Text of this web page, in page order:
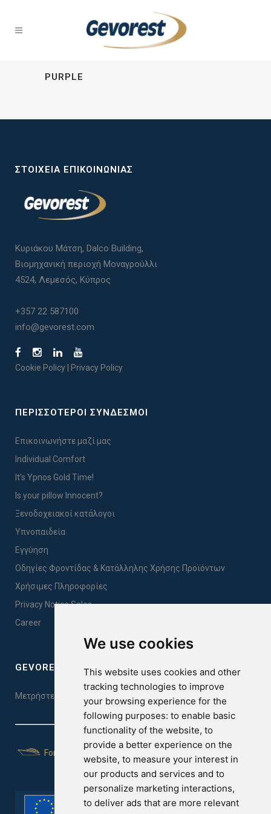
We use cookies
This website uses cookies and other
tracking technologies to improve
your browsing experience for the
following purposes: to enable basic
functionality of the website, to
provide a better experience on the
website, to measure your interest in
our products and services and to
personalize marketing interactions,
to deliver ads that are more relevant
PURPLE
ΣΤΟΙΧΕΊΑ ΕΠΙΚΟΙΝΩΝΊΑΣ
Κυριάκου Μάτση, Dalco Building,
Βιομηχανική περιοχή Μοναγρούλλι
4524, Λεμεσός, Κύπρος
+357 22 587100
info@gevorest.com
Cookie Policy Privacy Policy
ΠΕΡΙΣΣΟΤΕΡΟΙ ΣΥΝΔΕΣΜΟΙ
Επικοινωνήστε μαζί μας
Individual Comfort
It's Ypnos Gold Time!
Is your pillow Innocent?
Ξενοδοχειακοί κατάλογοι
Υπνοπαιδεία
Εγγύηση
Οδηγίες Φροντίδας & Κατάλληλης Χρήσης Προϊόντων
Χρήσιμες Πληροφορίες
Privacy Notice Sales
Career
GEVOREST SLEEP QUALITY INDEX
Μετρήστε την ποιότητα του ύπνου σας. Κάντε το τεστ εδώ!
For Yachts